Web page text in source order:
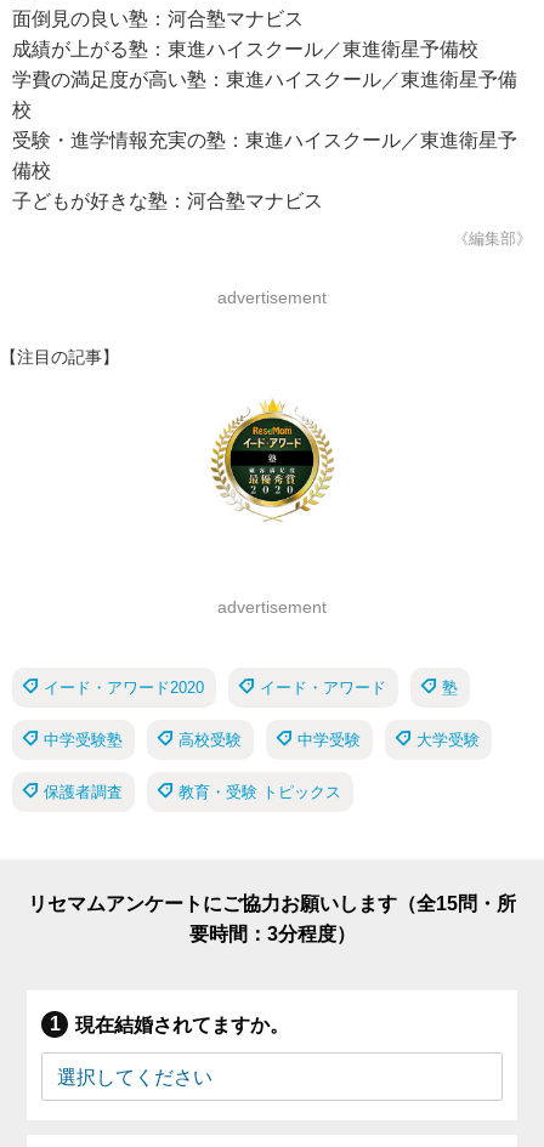
面倒見の良い塾：河合塾マナビス
成績が上がる塾：東進ハイスクール／東進衛星予備校
学費の満足度が高い塾：東進ハイスクール／東進衛星予備
校
受験・進学情報充実の塾：東進ハイスクール／東進衛星予
備校
子どもが好きな塾：河合塾マナビス
《編集部》
advertisement
【注目の記事】
advertisement
イード・アワード2020 イード・アワード 塾
中学受験塾 高校受験 中学受験 大学受験
保護者調査 教育・受験 トピックス
リセマムアンケートにご協力お願いします（全15問・所
要時間：3分程度）
現在結婚されてますか。